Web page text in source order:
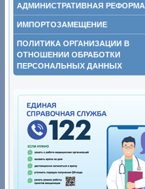
АДМИНИСТРАТИВНАЯ РЕФОРМА
ИМПОРТОЗАМЕЩЕНИЕ
ПОЛИТИКА ОРГАНИЗАЦИИ В
ОТНОШЕНИИ ОБРАБОТКИ
ПЕРСОНАЛЬНЫХ ДАННЫХ